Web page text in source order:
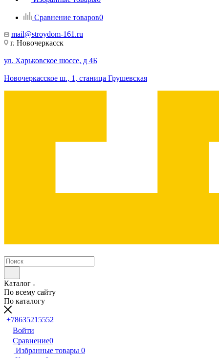
Сравнение товаров0
mail@stroydom-161.ru
г. Новочеркасск
ул. Харьковское шоссе, д 4Б
Новочеркасское ш., 1, станица Грушевская
Каталог
По всему сайту
По каталогу
+78635215552
Войти
Сравнение0
Избранные товары 0